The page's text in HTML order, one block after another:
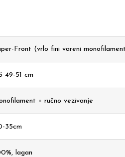
Front (vrlo fini vareni
49-51 cm
+ ručno vezivanje
35cm
lagan